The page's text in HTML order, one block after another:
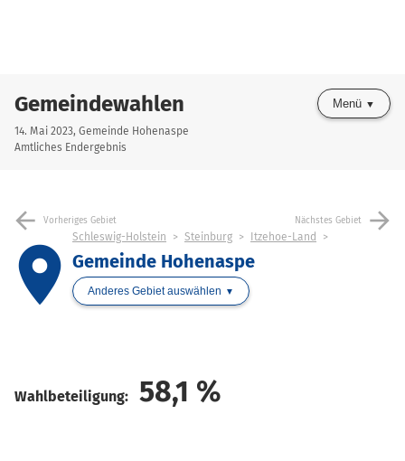
Gemeindewahlen
14. Mai 2023, Gemeinde Hohenaspe
Amtliches Endergebnis
Menü
arrow_back Vorheriges Gebiet Nächstes Gebiet arrow_forward
place
Schleswig-Holstein Steinburg Itzehoe-Land
Gemeinde Hohenaspe
Anderes Gebiet auswählen
Wahlbeteiligung: 58,1 %